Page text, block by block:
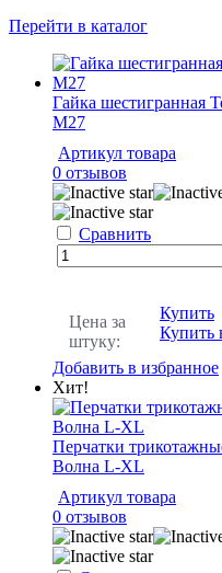
Перейти в каталог
Гайка шестигранная
M27
Артикул товара
0 отзывов
Сравнить
Цена за
штуку:
Купить
Купить
Добавить в избранное
Хит!
Перчатки
Волна L-XL
Артикул товара
0 отзывов